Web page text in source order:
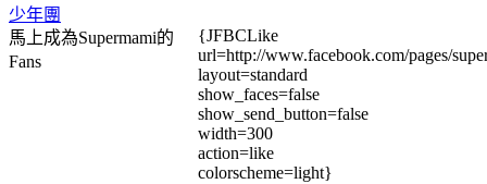
少年團
馬上成為Supermami的
Fans
{JFBCLike
url=http://www.facebook.com/pages/
layout=standard
show_faces=false
show_send_button=false
width=300
action=like
colorscheme=light}